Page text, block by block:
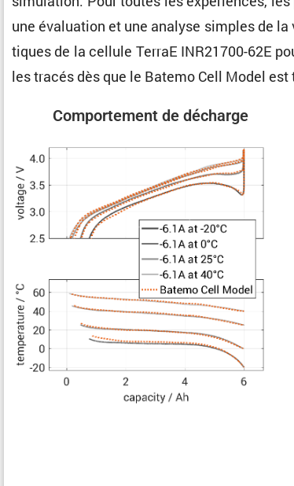
une évalua­tion et une analyse simples de
tiques de la cellule TerraE INR21700-62E
les tracés dès que le Batemo Cell Model est
Compor­te­ment de décharge